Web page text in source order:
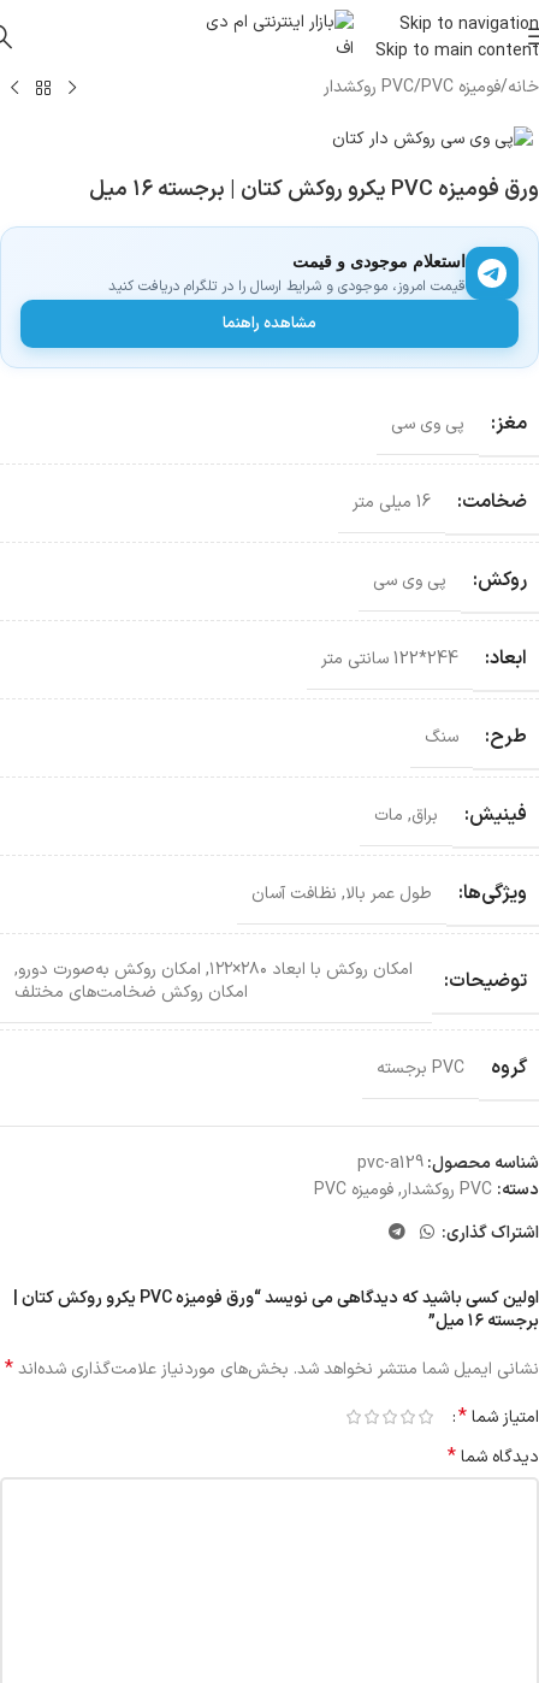
Skip to navigation
Skip to main content
خانه/فومیزه PVC /PVC روکشدار
ورق فومیزه PVC یکرو روکش کتان | برجسته ۱۶ میل
استعلام موجودی و قیمت
قیمت امروز، موجودی و شرایط ارسال را در تلگرام دریافت کنید
مشاهده راهنما
مغز: پی وی سی
ضخامت: 16 میلی متر
روکش: پی وی سی
ابعاد: 244*122 سانتی‌ متر
طرح: سنگ
فینیش: براق, مات
ویژگی‌ها: طول عمر بالا, نظافت آسان
توضیحات: امکان روکش با ابعاد ۲۸۰×۱۲۲ , امکان روکش‌ به‌صورت دورو,
امکان روکش ضخامت‌های مختلف
گروه PVC برجسته
شناسه محصول:pvc-a129
دسته: PVC روکشدار ,فومیزه PVC
اشتراک گذاری:
اولین کسی باشید که دیدگاهی می نویسد “ورق فومیزه PVC یکرو روکش کتان |
برجسته ۱۶ میل”
نشانی ایمیل شما منتشر نخواهد شد. بخش‌های موردنیاز علامت‌گذاری شده‌اند*
امتیاز شما*
دیدگاه شما*